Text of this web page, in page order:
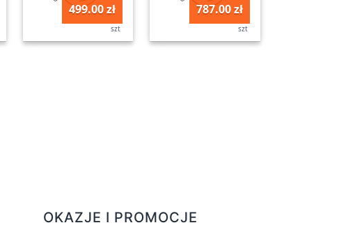
499.00 zł
szt
787.00 zł
szt
OKAZJE I PROMOCJE